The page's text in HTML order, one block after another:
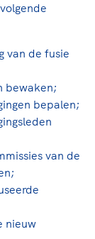
van de fusie
bewaken;
bepalen;
van de
nieuw